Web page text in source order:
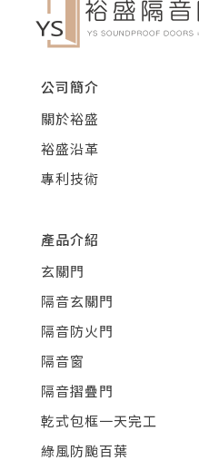
公司簡介
關於裕盛
裕盛沿革
專利技術
產品介紹
玄關門
隔音玄關門
隔音防火門
隔音窗
隔音摺疊門
乾式包框一天完工
綠風防颱百葉